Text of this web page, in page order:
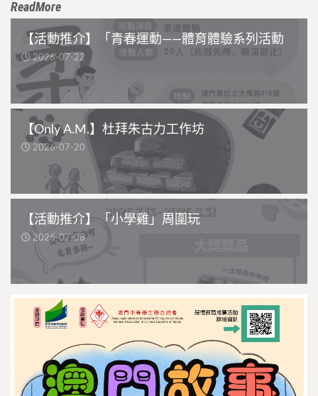
ReadMore
【活動推介】「青春運動——體育體驗系列活動
2026-07-22
【Only A.M.】杜拜朱古力工作坊
2026-07-20
【活動推介】「小學雞」周圍玩
2026-07-08